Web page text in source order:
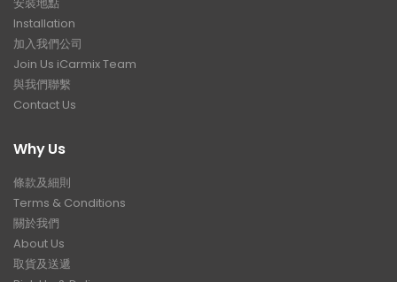
Installation
加入我們公司
Join Us iCarmix Team
與我們聯繫
Contact Us
Why Us
條款及細則
Terms & Conditions
關於我們
About Us
取貨及送遞